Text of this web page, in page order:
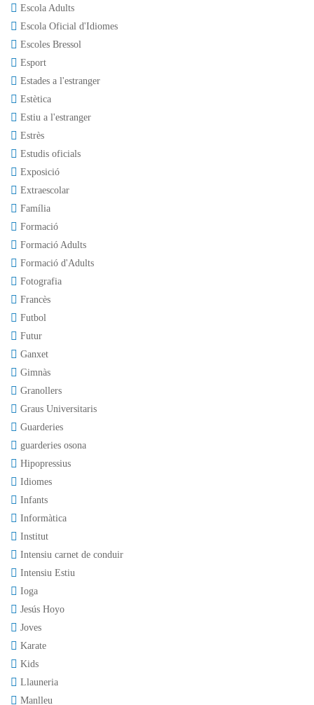
Escola Adults
Escola Oficial d'Idiomes
Escoles Bressol
Esport
Estades a l'estranger
Estètica
Estiu a l'estranger
Estrès
Estudis oficials
Exposició
Extraescolar
Família
Formació
Formació Adults
Formació d'Adults
Fotografia
Francès
Futbol
Futur
Ganxet
Gimnàs
Granollers
Graus Universitaris
Guarderies
guarderies osona
Hipopressius
Idiomes
Infants
Informàtica
Institut
Intensiu carnet de conduir
Intensiu Estiu
Ioga
Jesús Hoyo
Joves
Karate
Kids
Llauneria
Manlleu